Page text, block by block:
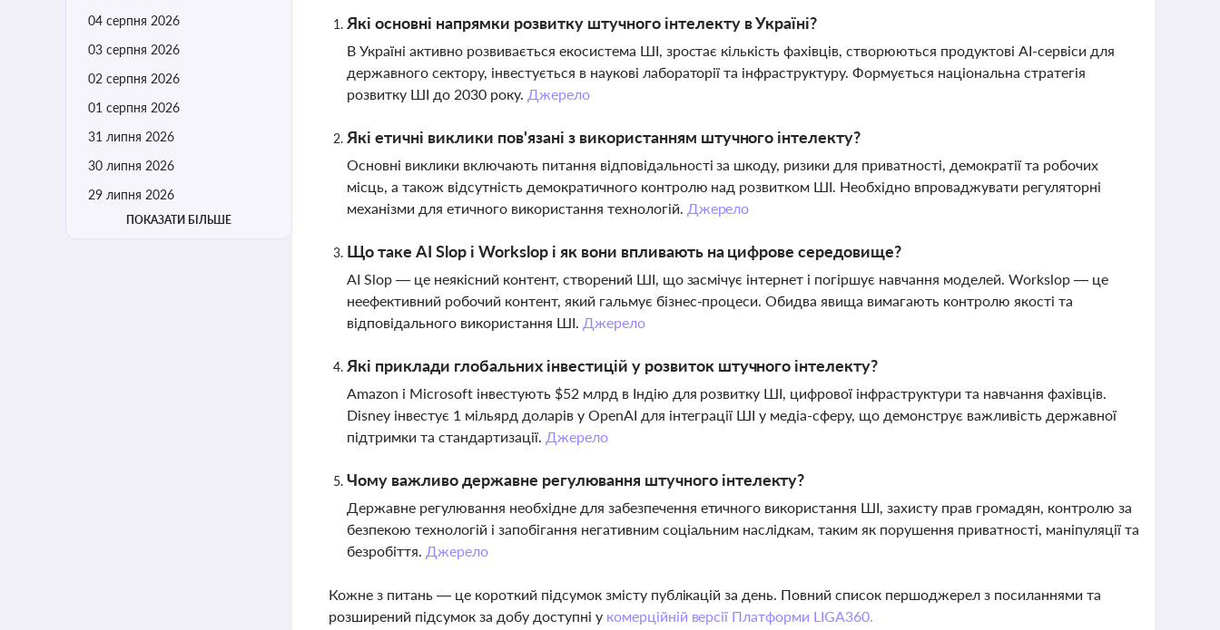
04 серпня 2026
03 серпня 2026
02 серпня 2026
01 серпня 2026
31 липня 2026
30 липня 2026
29 липня 2026
ПОКАЗАТИ БІЛЬШЕ
Які основні напрямки розвитку штучного інтелекту в Україні?
В Україні активно розвивається екосистема ШІ, зростає кількість фахівців, створюються продуктові AI-сервіси для
державного сектору, інвестується в наукові лабораторії та інфраструктуру. Формується національна стратегія
розвитку ШІ до 2030 року. Джерело
Які етичні виклики пов'язані з використанням штучного інтелекту?
Основні виклики включають питання відповідальності за шкоду, ризики для приватності, демократії та робочих
місць, а також відсутність демократичного контролю над розвитком ШІ. Необхідно впроваджувати регуляторні
механізми для етичного використання технологій. Джерело
Що таке AI Slop і Workslop і як вони впливають на цифрове середовище?
AI Slop — це неякісний контент, створений ШІ, що засмічує інтернет і погіршує навчання моделей. Workslop — це
неефективний робочий контент, який гальмує бізнес-процеси. Обидва явища вимагають контролю якості та
відповідального використання ШІ. Джерело
Які приклади глобальних інвестицій у розвиток штучного інтелекту?
Amazon і Microsoft інвестують $52 млрд в Індію для розвитку ШІ, цифрової інфраструктури та навчання фахівців.
Disney інвестує 1 мільярд доларів у OpenAI для інтеграції ШІ у медіа-сферу, що демонструє важливість державної
підтримки та стандартизації. Джерело
Чому важливо державне регулювання штучного інтелекту?
Державне регулювання необхідне для забезпечення етичного використання ШІ, захисту прав громадян, контролю за
безпекою технологій і запобігання негативним соціальним наслідкам, таким як порушення приватності, маніпуляції та
безробіття. Джерело
Кожне з питань — це короткий підсумок змісту публікацій за день. Повний список першоджерел з посиланнями та
розширений підсумок за добу доступні у комерційній версії Платформи LIGA360.